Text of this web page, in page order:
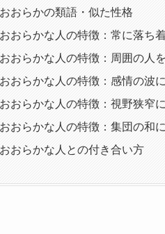
おおらかの類語・似た性格
おおらかな人の特徴：常に落ち
おおらかな人の特徴：周囲の人
おおらかな人の特徴：感情の波
おおらかな人の特徴：視野狭窄
おおらかな人の特徴：集団の和
おおらかな人との付き合い方